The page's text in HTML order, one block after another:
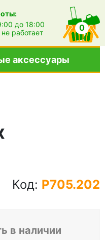
до 18:00
работает 0
аксессуары
Код: P705.202
в наличии